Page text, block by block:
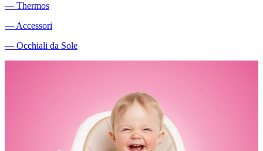
― Thermos
― Accessori
― Occhiali da Sole